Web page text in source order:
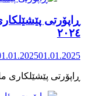
ڕاپۆرتی
٢٠٢٤
01.01.2025